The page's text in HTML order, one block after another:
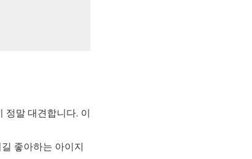
정말 대견합니다. 이
좋아하는 아이지